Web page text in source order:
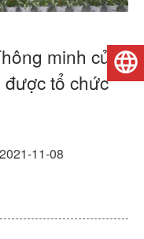
tức
minh của
tổ chức
2021-11-08
Tiếng Việt